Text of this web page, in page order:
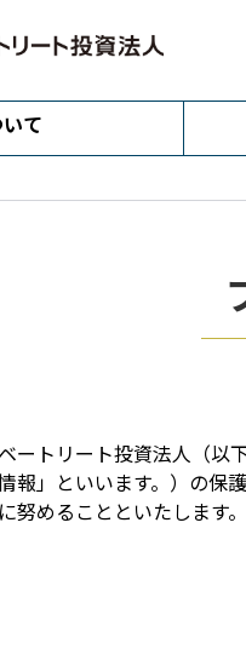
て
ートリート投資法人（以
報」といいます。）の保
努めることといたします。